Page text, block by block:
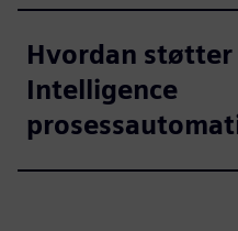
Hvordan støtter
Intelligence